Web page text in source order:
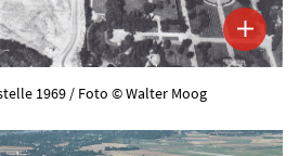
1969 / Foto © Walter Moog